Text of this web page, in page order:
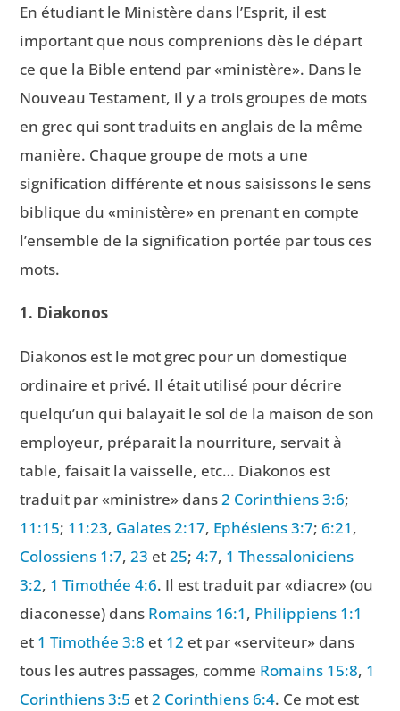
En étudiant le Ministère dans l’Esprit, il est
important que nous comprenions dès le départ
ce que la Bible entend par «ministère». Dans le
Nouveau Testament, il y a trois groupes de mots
en grec qui sont traduits en anglais de la même
manière. Chaque groupe de mots a une
signification différente et nous saisissons le sens
biblique du «ministère» en prenant en compte
l’ensemble de la signification portée par tous ces
mots.
1. Diakonos
Diakonos est le mot grec pour un domestique
ordinaire et privé. Il était utilisé pour décrire
quelqu’un qui balayait le sol de la maison de son
employeur, préparait la nourriture, servait à
table, faisait la vaisselle, etc… Diakonos est
traduit par «ministre» dans 2 Corinthiens 3:6;
11:15; 11:23, Galates 2:17, Ephésiens 3:7;6:21,
Colossiens 1:7, 23 et 25;4:7, 1 Thessaloniciens
3:2, 1 Timothée 4:6. Il est traduit par «diacre» (ou
diaconesse) dans Romains 16:1, Philippiens 1:1
et 1 Timothée 3:8 et 12 et par «serviteur» dans
tous les autres passages, comme Romains 15:8, 1
Corinthiens 3:5 et 2 Corinthiens 6:4. Ce mot est